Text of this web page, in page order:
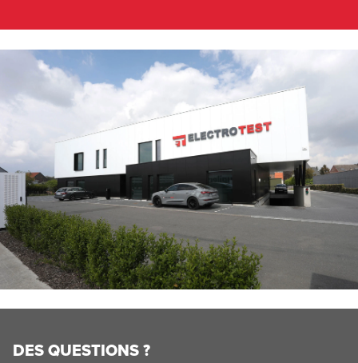
DES QUESTIONS ?